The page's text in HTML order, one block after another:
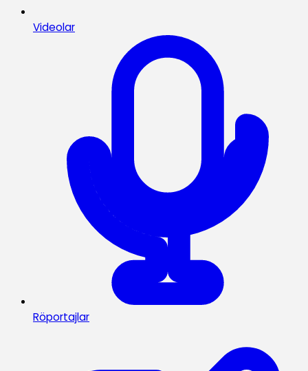
Videolar
Röportajlar